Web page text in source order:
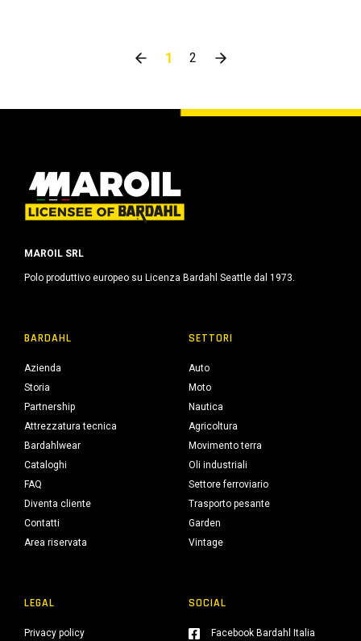
1 2
MAROIL SRL
Polo produttivo europeo su Licenza Bardahl Seattle dal 1973.
BARDAHL
Azienda
Storia
Partnership
Attrezzatura tecnica
Bardahlwear
Cataloghi
FAQ
Diventa cliente
Contatti
Area riservata
SETTORI
Auto
Moto
Nautica
Agricoltura
Movimento terra
Oli industriali
Settore ferroviario
Trasporto pesante
Garden
Vintage
LEGAL
Privacy policy
SOCIAL
Facebook Bardahl Italia